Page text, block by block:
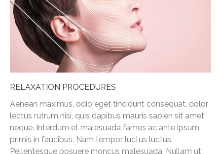
RELAXATION PROCEDURES
Aenean maximus, odio eget tincidunt consequat, dolor
lectus rutrum nisi, quis dapibus mauris sapien sit amet
neque. Interdum et malesuada fames ac ante ipsum
primis in faucibus. Nam tempor luctus luctus.
Pellentesque posuere rhoncus malesuada. Nullam ut